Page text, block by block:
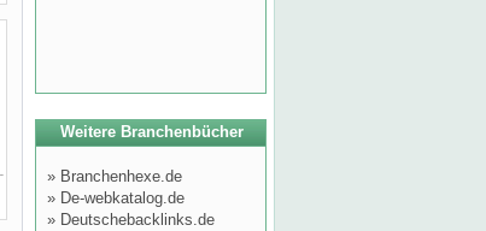
Weitere Branchenbücher
» Branchenhexe.de
» De-webkatalog.de
» Deutschebacklinks.de